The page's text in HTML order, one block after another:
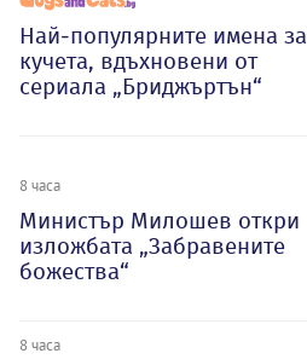
Най-популярните имена за
кучета, вдъхновени от
сериала „Бриджъртън“
8 часа
Министър Милошев откри
изложбата „Забравените
божества“
8 часа